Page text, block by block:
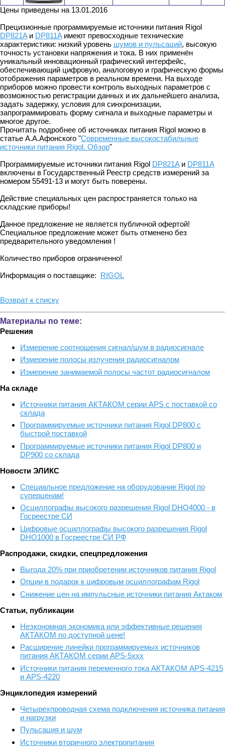
Цены приведены на 13.01.2016
Прецизионные программируемые источники питания Rigol
DP821Aи DP811Aимеют превосходные технические
характеристики: низкий уровень шумов и пульсаций, высокую
точность установки напряжения и тока. В них применён
уникальный инновационный графический интерфейс,
обеспечивающий цифровую, аналоговую и графическую формы
отображения параметров в реальном времени. На выходе
приборов можно провести контроль выходных параметров с
возможностью регистрации данных и их дальнейшего анализа,
задать задержку, условия для синхронизации,
запрограммировать форму сигнала и выходные параметры и
многое другое.
Прочитать подробнее об источниках питания Rigol можно в
статье А.А.Афонского "Современные высокостабильные
источники питания Rigol. Обзор"
Программируемые источники питания Rigol DP821Aи DP811A
включены в Государственный Реестр средств измерений за
номером 55491-13 и могут быть поверены.
Действие специальных цен распространяется только на
складские приборы!
Данное предложение не является публичной офертой!
Специальное предложение может быть отменено без
предварительного уведомления !
Количество приборов ограниченно!
Информация о поставщике: RIGOL
Возврат к списку
Материалы по теме:
Решения
Измерение соотношения сигнал/шум в радиосигнале
Измерение полосы излучения радиосигналом
Измерение занимаемой полосы частот радиосигналом
На складе
Источники питания АКТАКОМ серии APS с поставкой со
склада
Программируемые источники питания Rigol DP800 с
быстрой поставкой
Программируемые источники питания Rigol DP800 и
DP900 со склада
Новости ЭЛИКС
Cпециальное предложение на оборудование Rigol по
суперценам!
Осциллографы высокого разрешения Rigol DHO4000 - в
Госреестре СИ
Цифровые осциллографы высокого разрешения Rigol
DHO1000 в Госреестре СИ РФ
Распродажи, скидки, спецпредложения
Выгода 20% при приобретении источников питания Rigol
Опции в подарок к цифровым осциллографам Rigol
Снижение цен на импульсные источники питания Актаком
Статьи, публикации
Неэкономная экономика или эффективные решения
АКТАКОМ по доступной цене!
Расширение линейки программируемых источников
питания АКТАКОМ серии APS-5ххх
Источники питания переменного тока АКТАКОМ APS-4215
и APS-4220
Энциклопедия измерений
Четырехпроводная схема подключения источника питания
и нагрузки
Пульсация и шум
Источники вторичного электропитания